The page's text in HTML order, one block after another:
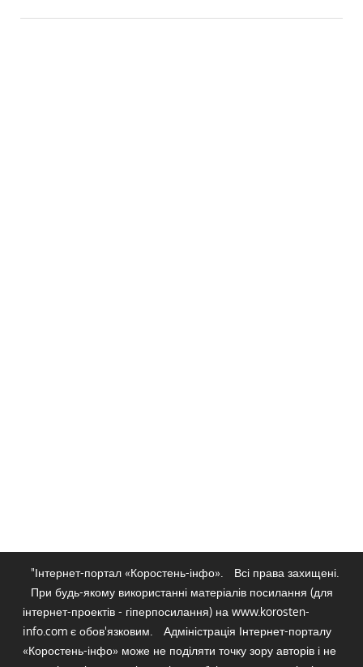
"Інтернет-портал «Коростень-інфо».
Всі права захищені.
При будь-якому використанні матеріалів посилання (для
інтернет-проектів - гіперпосилання) на www.korosten-
info.com є обов'язковим.
Адміністрація Інтернет-порталу
«Коростень-інфо» може не поділяти точку зору авторів і не